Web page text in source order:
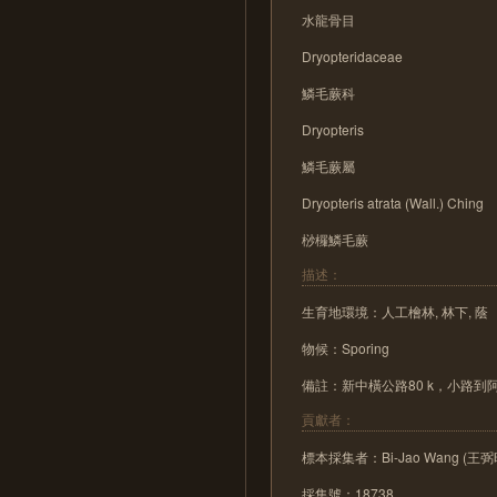
水龍骨目
Dryopteridaceae
鱗毛蕨科
Dryopteris
鱗毛蕨屬
Dryopteris atrata (Wall.) Ching
桫欏鱗毛蕨
描述：
生育地環境：人工檜林, 林下, 蔭
物候：Sporing
備註：新中橫公路80 k，小路到
貢獻者：
標本採集者：Bi-Jao Wang (王弼
採集號：18738